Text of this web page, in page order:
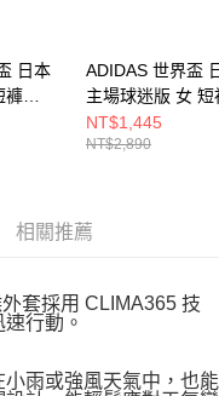
日本
褲
ADIDAS 世界盃
主場球迷版 女 短
衣 JZ9684
NT$1,445
NT$2,890
相關推薦
套採用 CLIMA365 技
行動。
雨或強風天氣中，也能